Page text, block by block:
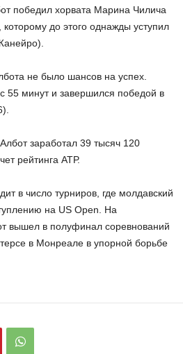
победил хорвата Марина Чилича
до этого однажды уступил
не было шансов на успех.
55 минут и завершился победой в
заработал 39 тысяч 120
рейтинга АТР.
в число турниров, где молдавский
на US Open. На
вышел в полуфинал соревнований
в Монреале в упорной борьбе